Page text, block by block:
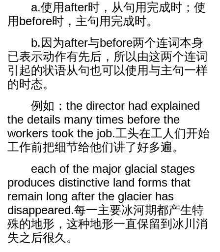
a.使用after时，从句用完成时；使
用before时，主句用完成时。
b.因为after与before两个连词本身
已表示动作有先后，所以由这两个连词
引起的状语从句也可以使用与主句一样
的时态。
例如：the director had explained
the details many times before the
workers took the job.工头在工人们开始
工作前把细节给他们讲了好多遍。
each of the major glacial stages
produces distinctive land forms that
remain long after the glacier has
disappeared.每一主要冰河期都产生特
殊的地形，这种地形一直保留到冰川消
失之后很久。